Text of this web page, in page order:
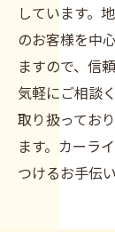
しています。
のお客様を中
ますので、信
気軽にご相談
取り扱ってお
ます。カーラ
つけるお手伝